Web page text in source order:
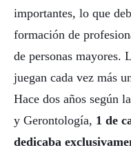
importantes, lo que
formación de
de personas mayores.
juegan cada vez más
Hace dos años según
y Gerontología, 1 de
dedicaba